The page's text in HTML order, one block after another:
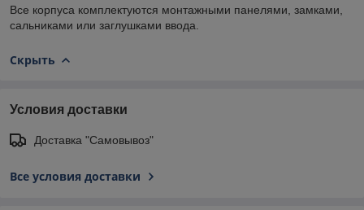
Все корпуса комплектуются монтажными панелями, замками,
сальниками или заглушками ввода.
Скрыть
Условия доставки
Доставка "Самовывоз"
Все условия доставки